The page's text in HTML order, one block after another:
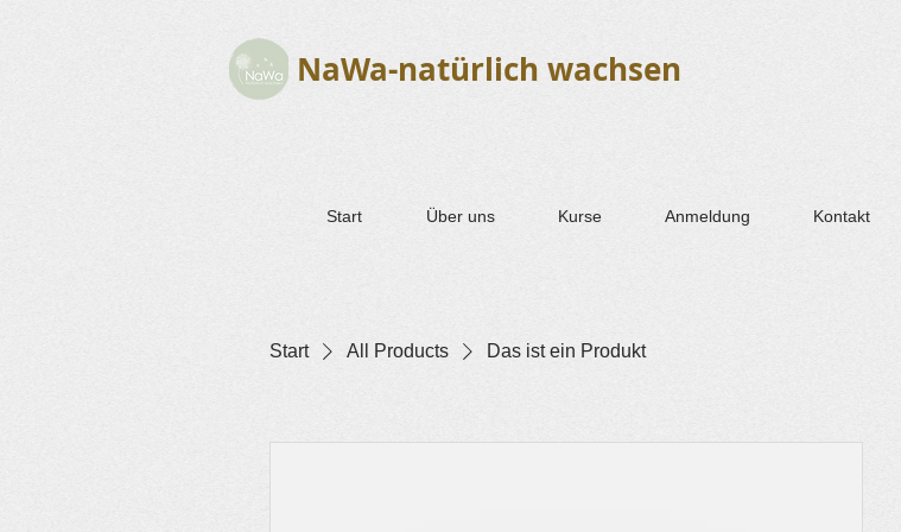
NaWa-natürlich wachsen
Start Über uns Kurse Anmeldung Kontakt
Start All Products Das ist ein Produkt